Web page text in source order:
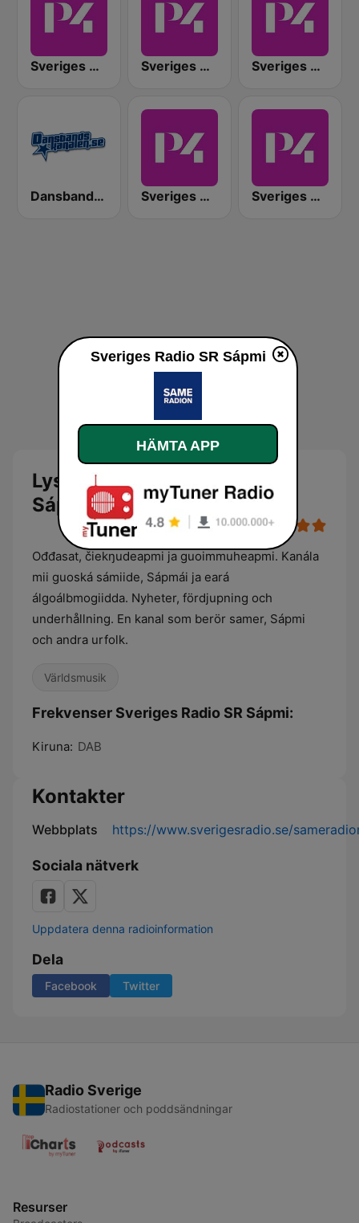
Sveriges Radio P4 Halland Sveriges Radio P4 Kristianstad Sveriges Radio P4 Väst
Dansbandskanalen Sveriges Radio P4 Värmland Sveriges Radio P4 Skaraborg
Lyssna på Sveriges Radio
Sápmi live
Ođđasat, čiekŋudeapmi ja guoimmuheapmi. Kanála
mii guoská sámiide, Sápmái ja eará
álgoálbmogiidda. Nyheter, fördjupning och
underhållning. En kanal som berör samer, Sápmi
och andra urfolk.
Världsmusik
Frekvenser Sveriges Radio SR Sápmi:
Kiruna: DAB
Kontakter
Webbplats https://www.sverigesradio.se/
Sociala nätverk
Uppdatera denna radioinformation
Dela
Facebook Twitter
Radio Sverige
Radiostationer och poddsändningar
Resurser
Sveriges Radio SR Sápmi
HÄMTA APP